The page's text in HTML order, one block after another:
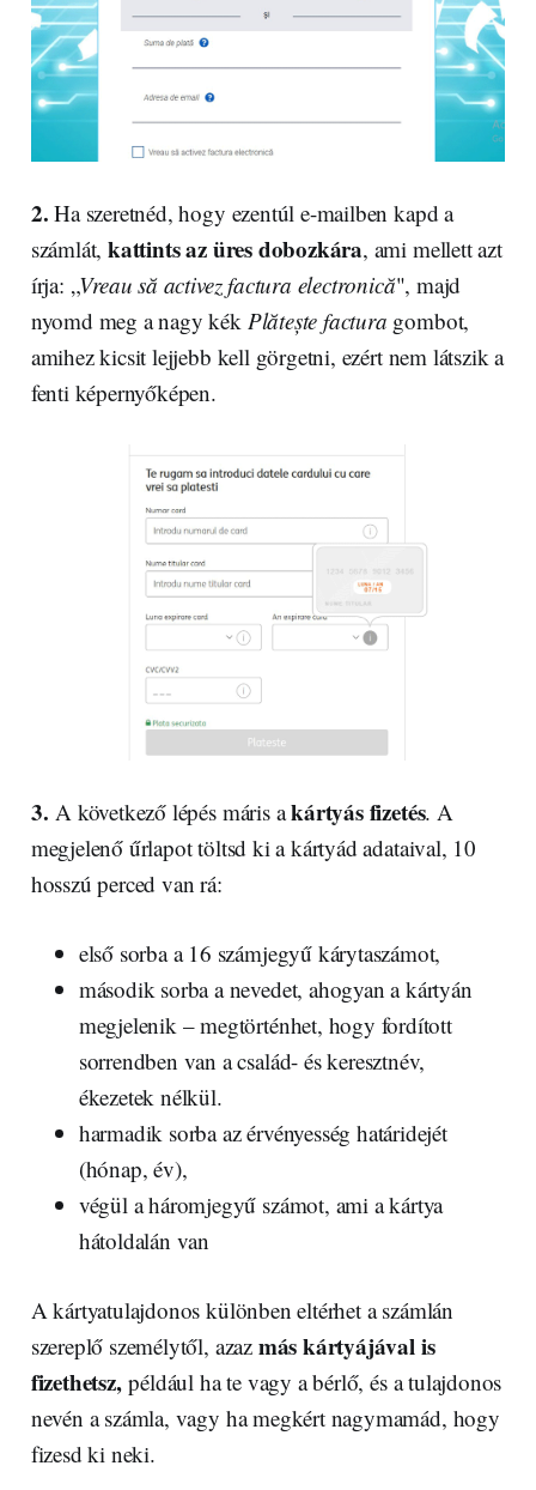
2. Ha szeretnéd, hogy ezentúl e-mailben kapd a
számlát, kattints az üres dobozkára, ami mellett azt
írja: „Vreau să activez factura electronică", majd
nyomd meg a nagy kék Plătește factura gombot,
amihez kicsit lejjebb kell görgetni, ezért nem látszik a
fenti képernyőképen.
3. A következő lépés máris akártyás fizetés. A
megjelenő űrlapot töltsd ki a kártyád adataival, 10
hosszú perced van rá:
első sorba a 16 számjegyű kárytaszámot,
második sorba a nevedet, ahogyan a kártyán
megjelenik – megtörténhet, hogy fordított
sorrendben van a család- és keresztnév,
ékezetek nélkül.
harmadik sorba az érvényesség határidejét
(hónap, év),
végül a háromjegyű számot, ami a kártya
hátoldalán van
A kártyatulajdonos különben eltérhet a számlán
szereplő személytől, azaz más kártyájával is
fizethetsz,például ha te vagy a bérlő, és a tulajdonos
nevén a számla, vagy ha megkért nagymamád, hogy
fizesd ki neki.